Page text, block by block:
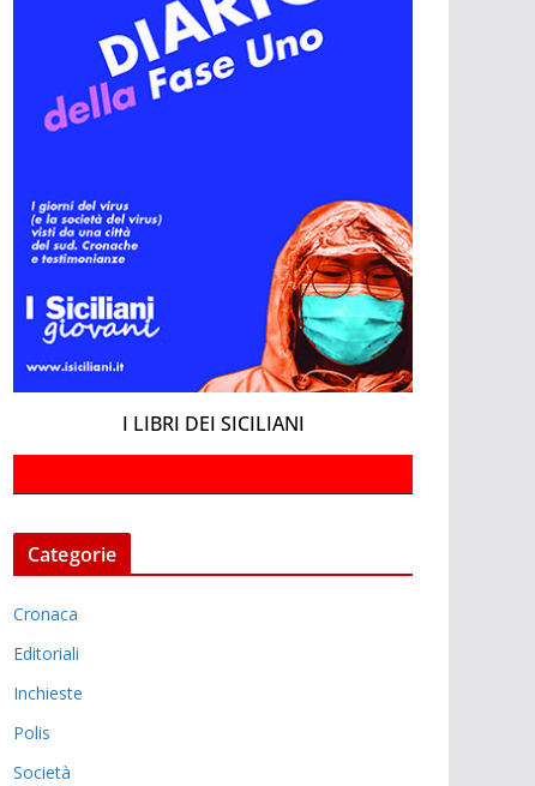
I LIBRI DEI SICILIANI
Categorie
Cronaca
Editoriali
Inchieste
Polis
Società